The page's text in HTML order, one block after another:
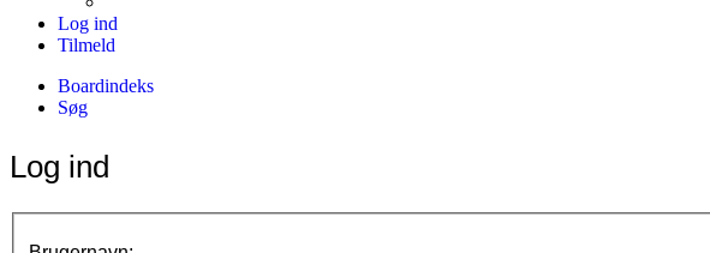
Log ind
Tilmeld
Boardindeks
Søg
Log ind